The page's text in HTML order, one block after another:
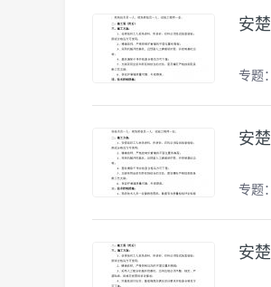
安楚
专题：
安楚
专题：
安楚